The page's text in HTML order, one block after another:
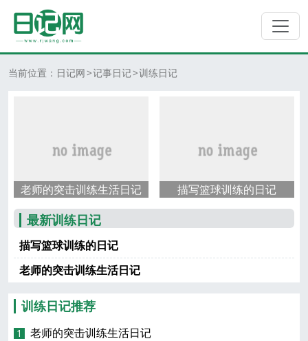
当前位置： 日记网 记事日记 训练日记
老师的突击训练生活日记 描写篮球训练的日记
最新训练日记
描写篮球训练的日记
老师的突击训练生活日记
训练日记推荐
1 老师的突击训练生活日记